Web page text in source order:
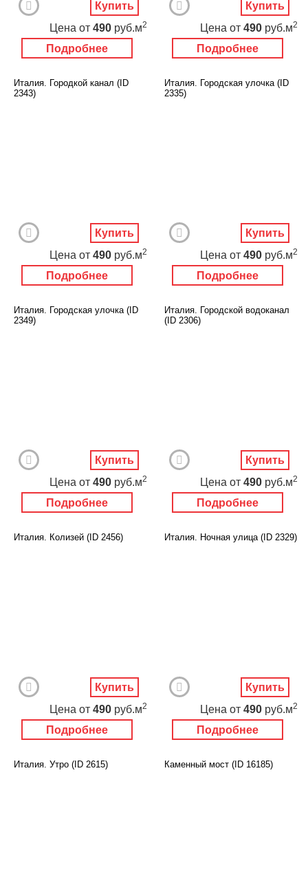
Подробнее
Цена от 490 руб.м2
Купить
Подробнее
Цена от 490 руб.м2
Купить
Италия. Городкой канал (ID
2343)
Подробнее
Цена от 490 руб.м2
Купить
Италия. Городская улочка (ID
2335)
Подробнее
Цена от 490 руб.м2
Купить
Италия. Городская улочка (ID
2349)
Подробнее
Цена от 490 руб.м2
Купить
Италия. Городской водоканал
(ID 2306)
Подробнее
Цена от 490 руб.м2
Купить
Италия. Колизей (ID 2456)
Подробнее
Цена от 490 руб.м2
Купить
Италия. Ночная улица (ID 2329)
Подробнее
Цена от 490 руб.м2
Купить
Италия. Утро (ID 2615) Каменный мост (ID 16185)